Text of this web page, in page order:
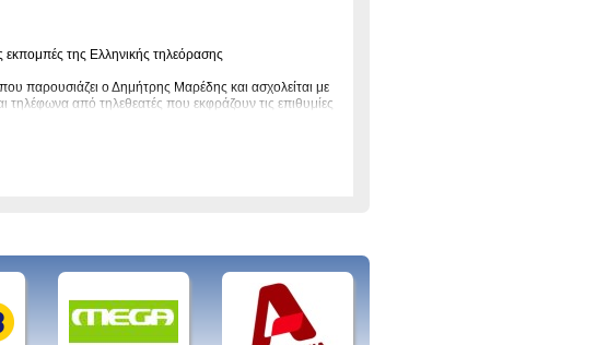
της Ελληνικής τηλεόρασης
παρουσιάζει ο Δημήτρης Μαρέδης και ασχολείται με
τηλέφωνα από τηλεθεατές που εκφράζουν τις επιθυμίες
ενημερώνει για τα νέα στην ευρύτερη περιοχή της
Dolce Vita, Astra Sport, Astra Bet, Κώδικας
black and white, κωδικας μυστηριων, news